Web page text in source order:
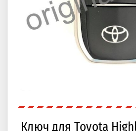
Ключ для Toyota